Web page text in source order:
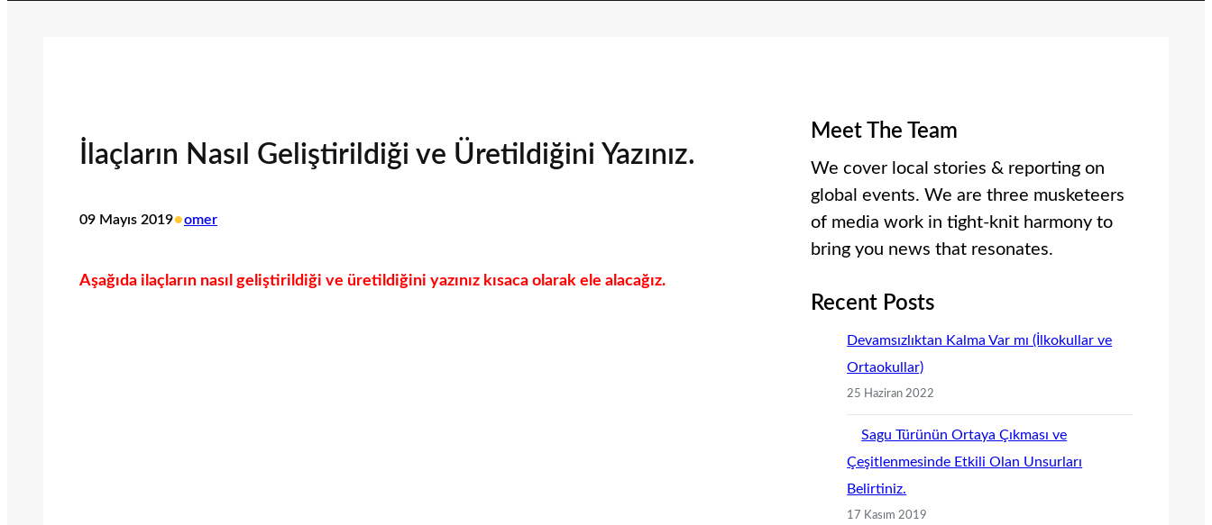
İlaçların Nasıl Geliştirildiği ve Üretildiğini Yazınız.
09 Mayıs 2019•omer
Aşağıda ilaçların nasıl geliştirildiği ve üretildiğini yazınız kısaca olarak ele alacağız.
Meet The Team
We cover local stories & reporting on
global events. We are three musketeers
of media work in tight-knit harmony to
bring you news that resonates.
Recent Posts
Devamsızlıktan Kalma Var mı (İlkokullar ve
Ortaokullar)
25 Haziran 2022
Sagu Türünün Ortaya Çıkması ve
Çeşitlenmesinde Etkili Olan Unsurları
Belirtiniz.
17 Kasım 2019